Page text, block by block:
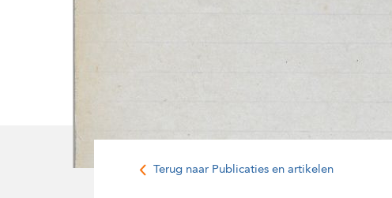
Terug naar Publicaties en artikelen